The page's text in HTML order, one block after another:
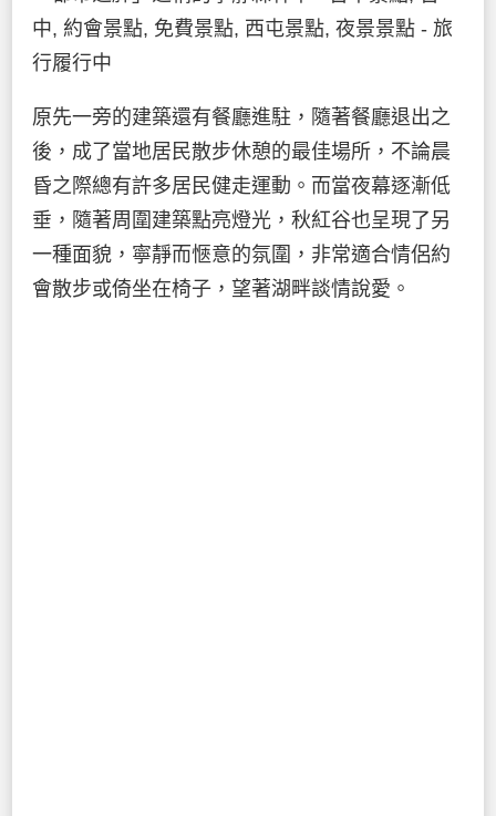
原先一旁的建築還有餐廳進駐，隨著餐廳退出之
後，成了當地居民散步休憩的最佳場所，不論晨
昏之際總有許多居民健走運動。而當夜幕逐漸低
垂，隨著周圍建築點亮燈光，秋紅谷也呈現了另
一種面貌，寧靜而愜意的氛圍，非常適合情侶約
會散步或倚坐在椅子，望著湖畔談情說愛。